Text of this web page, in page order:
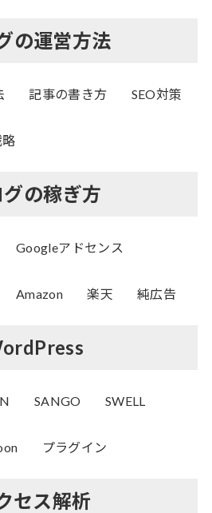
の運営方法
記事の書き方 SEO対策
略
グの稼ぎ方
Googleアドセンス
Amazon 楽天 純広告
SANGO SWELL
プラグイン
セス解析